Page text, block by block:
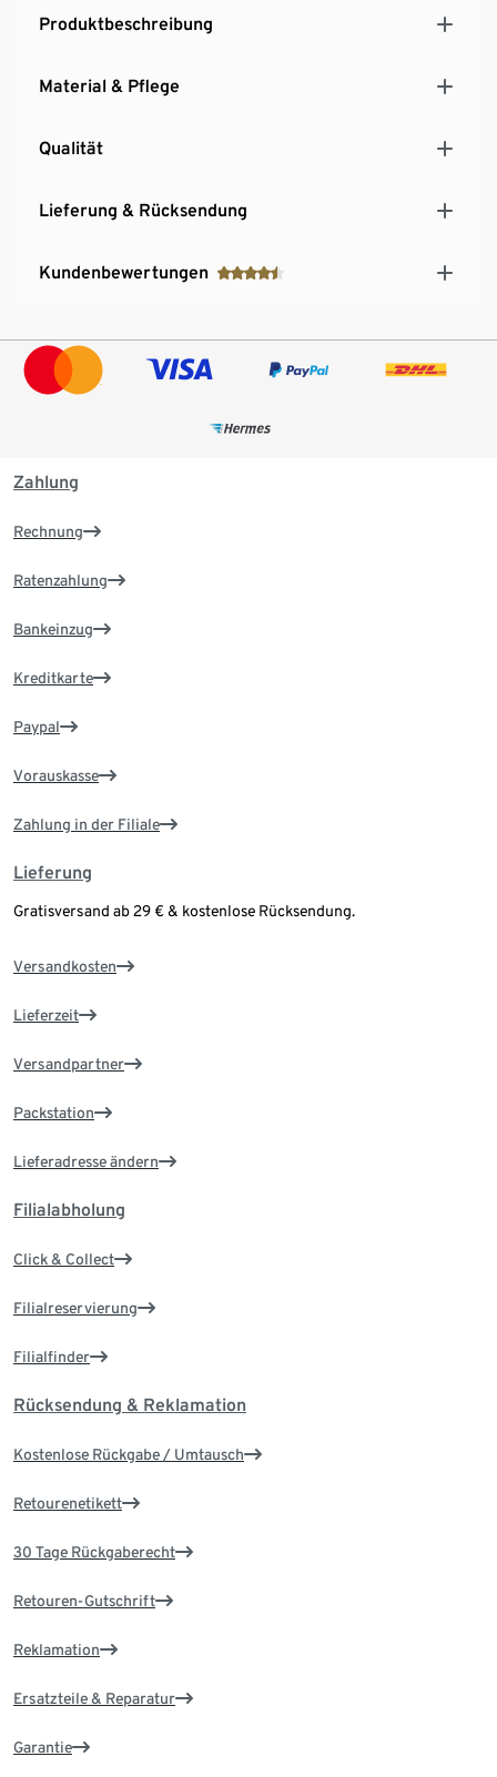
Produktbeschreibung
Material & Pflege
Qualität
Lieferung & Rücksendung
Kundenbewertungen
Zahlung
Rechnung
Ratenzahlung
Bankeinzug
Kreditkarte
Paypal
Vorauskasse
Zahlung in der Filiale
Lieferung
Gratisversand ab 29 € & kostenlose Rücksendung.
Versandkosten
Lieferzeit
Versandpartner
Packstation
Lieferadresse ändern
Filialabholung
Click & Collect
Filialreservierung
Filialfinder
Rücksendung & Reklamation
Kostenlose Rückgabe / Umtausch
Retourenetikett
30 Tage Rückgaberecht
Retouren-Gutschrift
Reklamation
Ersatzteile & Reparatur
Garantie